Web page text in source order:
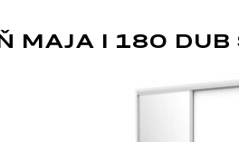
MDF je jedním
pryskyřic. Díky
dvířek,
MAJA I 180 DUB